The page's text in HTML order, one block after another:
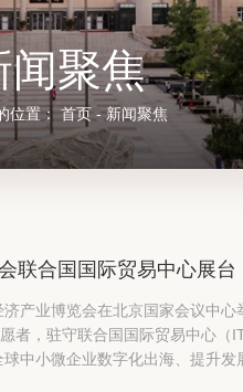
闻聚焦
位置：首页-新闻聚焦
联合国国际贸易中心展台
产业博览会在北京国家会议中
守联合国国际贸易中心（ITC）展
中小微企业数字化出海、提升发